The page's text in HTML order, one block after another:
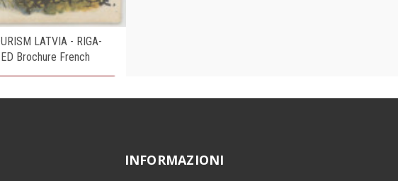
LATVIA - RIGA-
Brochure French
INFORMAZIONI